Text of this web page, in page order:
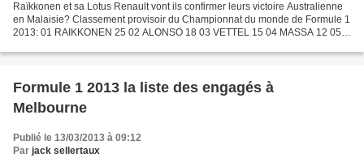
Raïkkonen et sa Lotus Renault vont ils confirmer leurs victoire Australienne
en Malaisie? Classement provisoir du Championnat du monde de Formule 1
2013: 01 RAIKKONEN 25 02 ALONSO 18 03 VETTEL 15 04 MASSA 12 05
Formule 1 2013 la liste des engagés à
Melbourne
Publié le 13/03/2013 à 09:12
Par jack sellertaux